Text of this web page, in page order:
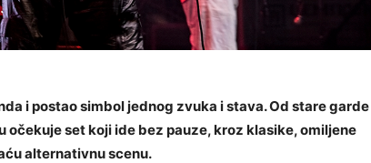
i postao simbol jednog zvuka i stava. Od stare garde
očekuje set koji ide bez pauze, kroz klasike, omiljene
alternativnu scenu.